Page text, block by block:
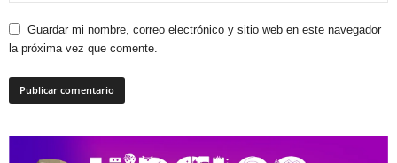
Guardar mi nombre, correo electrónico y sitio web en este navegador
la próxima vez que comente.